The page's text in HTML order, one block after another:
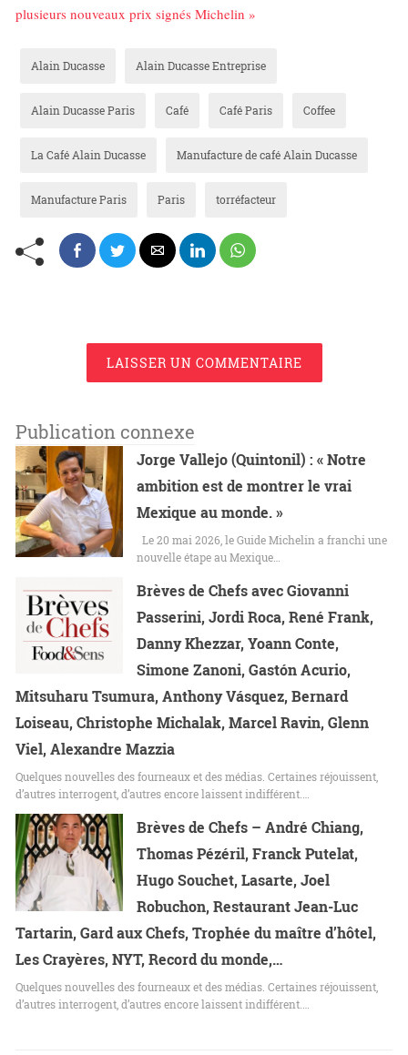
plusieurs nouveaux prix signés Michelin »
Alain Ducasse Alain Ducasse Entreprise
Alain Ducasse Paris Café Café Paris Coffee
La Café Alain Ducasse Manufacture de café Alain Ducasse
Manufacture Paris Paris torréfacteur
LAISSER UN COMMENTAIRE
Publication connexe
Jorge Vallejo (Quintonil) : « Notre
ambition est de montrer le vrai
Mexique au monde. »
Le 20 mai 2026, le Guide Michelin a franchi une
nouvelle étape au Mexique…
Brèves de Chefs avec Giovanni
Passerini, Jordi Roca, René Frank,
Danny Khezzar, Yoann Conte,
Simone Zanoni, Gastón Acurio,
Mitsuharu Tsumura, Anthony Vásquez, Bernard
Loiseau, Christophe Michalak, Marcel Ravin, Glenn
Viel, Alexandre Mazzia
Quelques nouvelles des fourneaux et des médias. Certaines réjouissent,
d’autres interrogent, d’autres encore laissent indifférent.…
Brèves de Chefs – André Chiang,
Thomas Pézéril, Franck Putelat,
Hugo Souchet, Lasarte, Joel
Robuchon, Restaurant Jean-Luc
Tartarin, Gard aux Chefs, Trophée du maître d’hôtel,
Les Crayères, NYT, Record du monde,…
Quelques nouvelles des fourneaux et des médias. Certaines réjouissent,
d’autres interrogent, d’autres encore laissent indifférent.…